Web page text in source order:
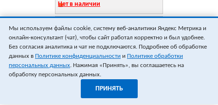
Нет в наличии
ПОКАЗАТЬ ЕЩЁ 18ВСЕГО 13
Мы используем файлы cookie, систему веб-аналитики Яндекс Метрика и
онлайн-консультант (чат), чтобы сайт работал корректно и был удобнее.
Без согласия аналитика и чат не подключаются. Подробнее об обработке
данных в Политике конфиденциальности и Политике обработки
персональных данных. Нажимая «Принять», вы соглашаетесь на
обработку персональных данных.
ПРИНЯТЬ